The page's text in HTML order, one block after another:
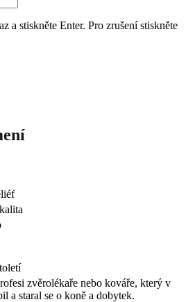
a stiskněte Enter. Pro zrušení stiskněte
zvěrolékaře nebo kováře, který v
a staral se o koně a dobytek.